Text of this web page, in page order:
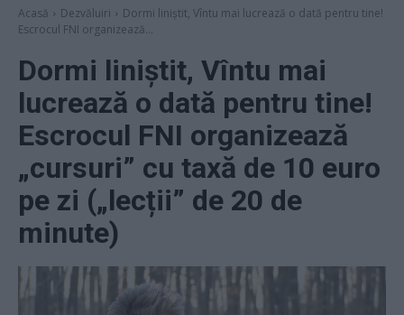
Acasă Dezvăluiri
Dormi liniștit, Vîntu mai lucrează o dată pentru tine!
Escrocul FNI organizează...
Dormi liniștit, Vîntu mai
lucrează o dată pentru tine!
Escrocul FNI organizează
„cursuri” cu taxă de 10 euro
pe zi („lecții” de 20 de
minute)